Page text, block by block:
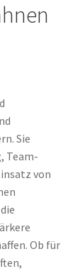
Sie
Team-
von
Ob für